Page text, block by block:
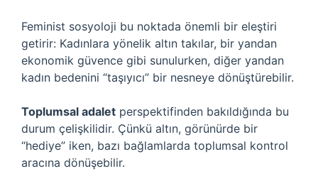
Feminist sosyoloji bu noktada önemli bir eleştiri
getirir: Kadınlara yönelik altın takılar, bir yandan
ekonomik güvence gibi sunulurken, diğer yandan
kadın bedenini “taşıyıcı” bir nesneye dönüştürebilir.
Toplumsal adalet perspektifinden bakıldığında bu
durum çelişkilidir. Çünkü altın, görünürde bir
“hediye” iken, bazı bağlamlarda toplumsal kontrol
aracına dönüşebilir.